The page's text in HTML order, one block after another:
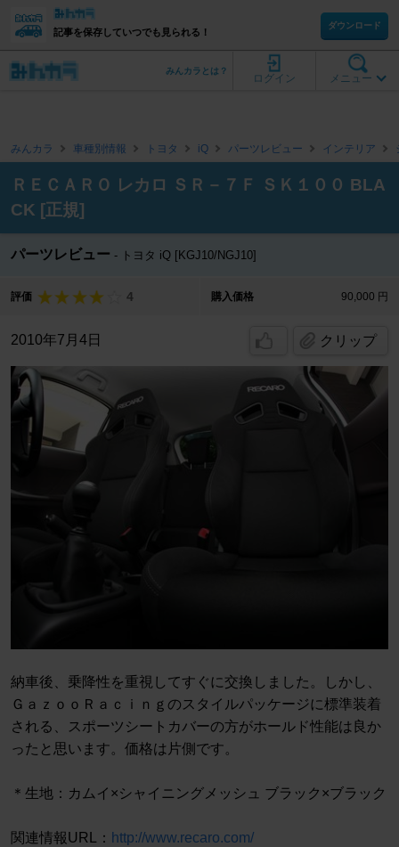
記事を保存していつでも見られる！
ダウンロード
メニュー
ログイン
みんカラとは？
みんカラ 車種別情報 トヨタ iQ パーツレビュー インテリア
ＲＥＣＡＲＯ レカロ ＳＲ－７Ｆ ＳＫ１００ BLA
CK [正規]
パーツレビュー トヨタ iQ [KGJ10/NGJ10]
評価 4 購入価格 90,000 円
2010年7月4日 クリップ
納車後、乗降性を重視してすぐに交換しました。しかし、
ＧａｚｏｏＲａｃｉｎｇのスタイルパッケージに標準装着
される、スポーツシートカバーの方がホールド性能は良か
ったと思います。価格は片側です。
＊生地：カムイ×シャイニングメッシュ ブラック×ブラック
関連情報URL： http://www.recaro.com/